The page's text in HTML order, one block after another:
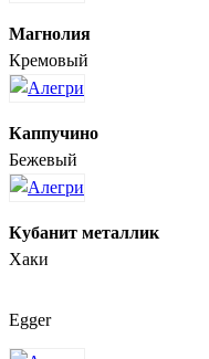
Магнолия
Кремовый
Каппучино
Бежевый
Кубанит металлик
Хаки
Egger